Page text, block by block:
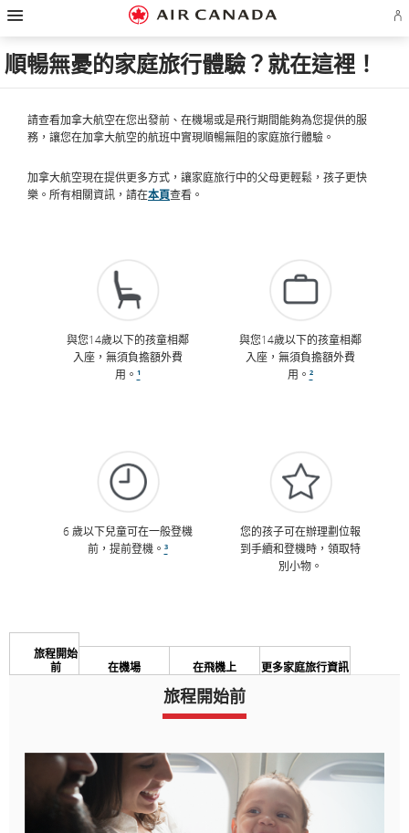
跳
頁
跳
導
覽
跳
容
跳
尋
欄
跳
脚
連
結
跳
頁
地
圖
跳
絡
我
們
導
覽
登
順暢無憂的家庭旅行體驗？就在這裡！
請查看加拿大航空在您出發前、在機場或是飛行期間能夠為您提供的服
務，讓您在加拿大航空的航班中實現順暢無阻的家庭旅行體驗。
加拿大航空現在提供更多方式，讓家庭旅行中的父母更輕鬆，孩子更快
樂。所有相關資訊，請在本頁查看。
與您14歲以下的孩童相鄰
入座，無須負擔額外費
用。 ¹
與您14歲以下的孩童相鄰
入座，無須負擔額外費
用。 ²
6 歲以下兒童可在一般登機
前，提前登機。 ³
您的孩子可在辦理劃位報
到手續和登機時，領取特
別小物。
旅程開始
前
在機場 在飛機上 更多家庭旅行資訊
旅程開始前